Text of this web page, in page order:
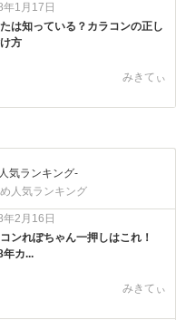
1月17日
は知っている？カラコンの正し
方
みきてぃ
気ランキング-
人気ランキング
2月16日
ンれぽちゃん一押しはこれ！
年カ...
みきてぃ